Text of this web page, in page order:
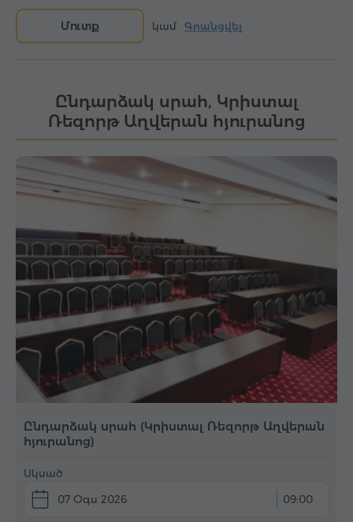
Մուտք կամ Գրանցվել
Ընդարձակ սրահ, Կրիստալ
Ռեզորթ Աղվերան հյուրանոց
Ընդարձակ սրահ (Կրիստալ Ռեզորթ Աղվերան
հյուրանոց)
Սկսած
07 Օգս 2026 09:00